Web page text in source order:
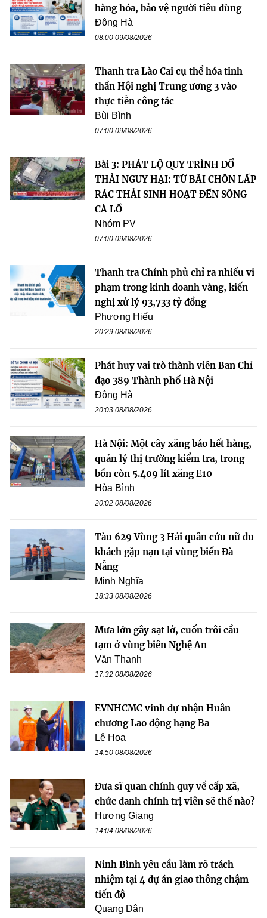
hàng hóa, bảo vệ người tiêu dùng
Đông Hà
08:00 09/08/2026
Thanh tra Lào Cai cụ thể hóa tinh
thần Hội nghị Trung ương 3 vào
thực tiễn công tác
Bùi Bình
07:00 09/08/2026
Bài 3: PHÁT LỘ QUY TRÌNH ĐỔ
THẢI NGUY HẠI: TỪ BÃI CHÔN LẤP
RÁC THẢI SINH HOẠT ĐẾN SÔNG
CÀ LỒ
Nhóm PV
07:00 09/08/2026
Thanh tra Chính phủ chỉ ra nhiều vi
phạm trong kinh doanh vàng, kiến
nghị xử lý 93,733 tỷ đồng
Phương Hiếu
20:29 08/08/2026
Phát huy vai trò thành viên Ban Chỉ
đạo 389 Thành phố Hà Nội
Đông Hà
20:03 08/08/2026
Hà Nội: Một cây xăng báo hết hàng,
quản lý thị trường kiểm tra, trong
bồn còn 5.409 lít xăng E10
Hòa Bình
20:02 08/08/2026
Tàu 629 Vùng 3 Hải quân cứu nữ du
khách gặp nạn tại vùng biển Đà
Nẵng
Minh Nghĩa
18:33 08/08/2026
Mưa lớn gây sạt lở, cuốn trôi cầu
tạm ở vùng biên Nghệ An
Văn Thanh
17:32 08/08/2026
EVNHCMC vinh dự nhận Huân
chương Lao động hạng Ba
Lê Hoa
14:50 08/08/2026
Đưa sĩ quan chính quy về cấp xã,
chức danh chính trị viên sẽ thế nào?
Hương Giang
14:04 08/08/2026
Ninh Bình yêu cầu làm rõ trách
nhiệm tại 4 dự án giao thông chậm
tiến độ
Quang Dân